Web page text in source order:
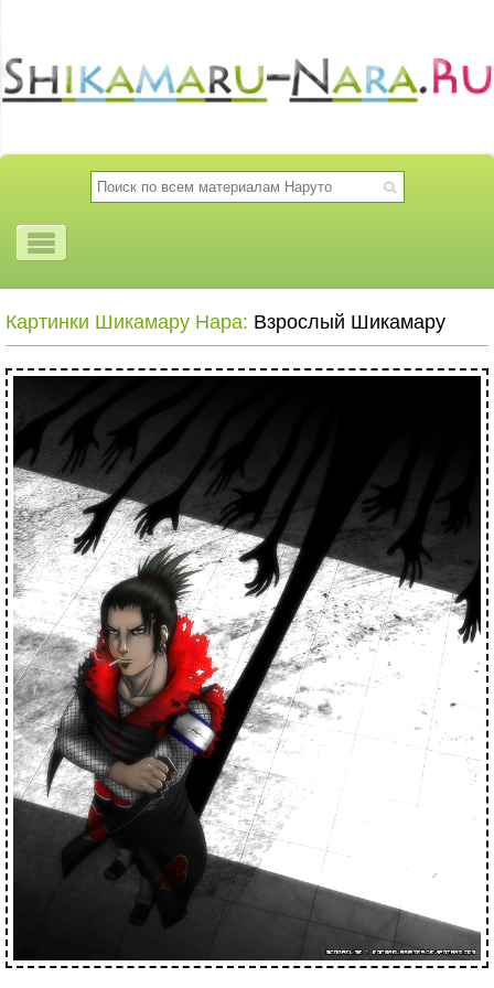
Картинки Шикамару Нара: Взрослый Шикамару